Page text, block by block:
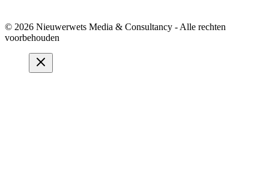
© 2026 Nieuwerwets Media & Consultancy - Alle rechten
voorbehouden